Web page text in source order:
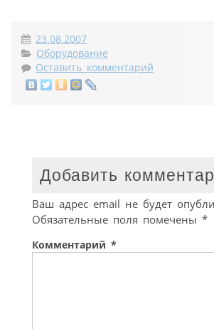
23.08.2007
Оборудование
Оставить комментарий
Добавить
Ваш адрес email не будет
Обязательные поля помечены *
Комментарий *